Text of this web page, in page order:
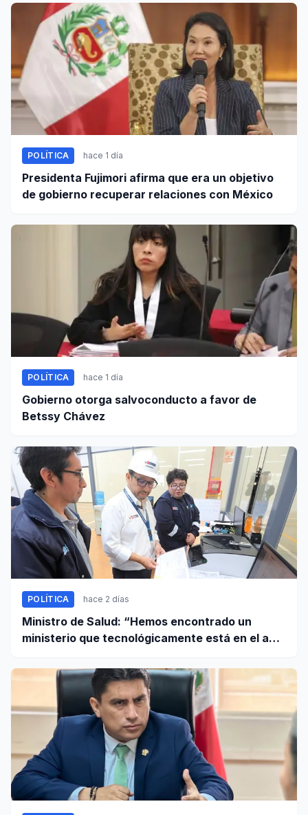
POLÍTICA hace 1 día
Presidenta Fujimori afirma que era un objetivo
de gobierno recuperar relaciones con México
POLÍTICA hace 1 día
Gobierno otorga salvoconducto a favor de
Betssy Chávez
POLÍTICA hace 2 días
Ministro de Salud: “Hemos encontrado un
ministerio que tecnológicamente está en el año